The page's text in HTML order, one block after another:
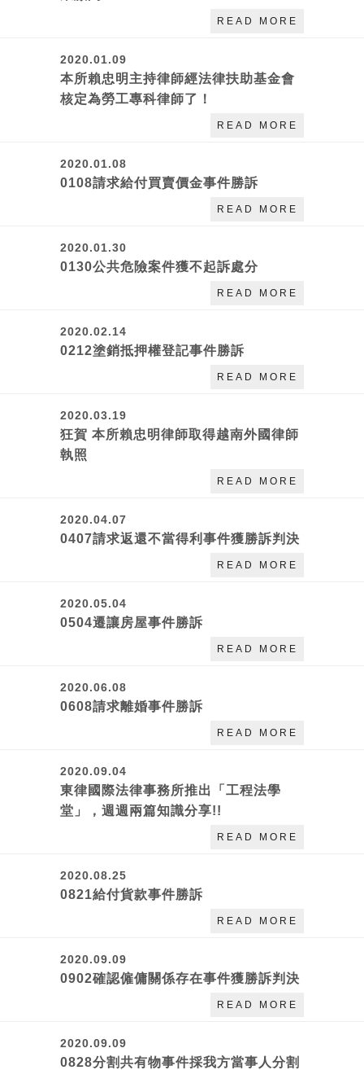
READ MORE
2020.01.09
本所賴忠明主持律師經法律扶助基金會
核定為勞工專科律師了！
READ MORE
2020.01.08
0108請求給付買賣價金事件勝訴
READ MORE
2020.01.30
0130公共危險案件獲不起訴處分
READ MORE
2020.02.14
0212塗銷抵押權登記事件勝訴
READ MORE
2020.03.19
狂賀 本所賴忠明律師取得越南外國律師
執照
READ MORE
2020.04.07
0407請求返還不當得利事件獲勝訴判決
READ MORE
2020.05.04
0504遷讓房屋事件勝訴
READ MORE
2020.06.08
0608請求離婚事件勝訴
READ MORE
2020.09.04
東律國際法律事務所推出「工程法學
堂」，週週兩篇知識分享!!
READ MORE
2020.08.25
0821給付貨款事件勝訴
READ MORE
2020.09.09
0902確認僱傭關係存在事件獲勝訴判決
READ MORE
2020.09.09
0828分割共有物事件採我方當事人分割